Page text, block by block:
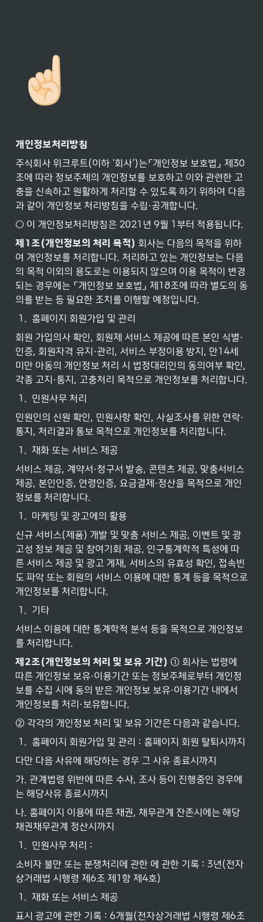
☝🏻
개인정보처리방침
주식회사 위크루트(이하 '회사')는「개인정보 보호법」 제30
조에 따라 정보주체의 개인정보를 보호하고 이와 관련한 고
충을 신속하고 원활하게 처리할 수 있도록 하기 위하여 다음
과 같이 개인정보 처리방침을 수립·공개합니다.
○ 이 개인정보처리방침은 2021년 9월 1부터 적용됩니다.
제1조(개인정보의 처리 목적) 회사는 다음의 목적을 위하
여 개인정보를 처리합니다. 처리하고 있는 개인정보는 다음
의 목적 이외의 용도로는 이용되지 않으며 이용 목적이 변경
되는 경우에는 「개인정보 보호법」 제18조에 따라 별도의 동
의를 받는 등 필요한 조치를 이행할 예정입니다.
1
홈페이지 회원가입 및 관리
회원 가입의사 확인, 회원제 서비스 제공에 따른 본인 식별·
인증, 회원자격 유지·관리, 서비스 부정이용 방지, 만14세
미만 아동의 개인정보 처리 시 법정대리인의 동의여부 확인,
각종 고지·통지, 고충처리 목적으로 개인정보를 처리합니다.
1
민원사무 처리
민원인의 신원 확인, 민원사항 확인, 사실조사를 위한 연락·
통지, 처리결과 통보 목적으로 개인정보를 처리합니다.
1
재화 또는 서비스 제공
서비스 제공, 계약서·청구서 발송, 콘텐츠 제공, 맞춤서비스
제공, 본인인증, 연령인증, 요금결제·정산을 목적으로 개인
정보를 처리합니다.
1
마케팅 및 광고에의 활용
신규 서비스(제품) 개발 및 맞춤 서비스 제공, 이벤트 및 광
고성 정보 제공 및 참여기회 제공, 인구통계학적 특성에 따
른 서비스 제공 및 광고 게재, 서비스의 유효성 확인, 접속빈
도 파악 또는 회원의 서비스 이용에 대한 통계 등을 목적으로
개인정보를 처리합니다.
1
기타
서비스 이용에 대한 통계학적 분석 등을 목적으로 개인정보
를 처리합니다.
제2조(개인정보의 처리 및 보유 기간) ① 회사는 법령에
따른 개인정보 보유·이용기간 또는 정보주체로부터 개인정
보를 수집 시에 동의 받은 개인정보 보유·이용기간 내에서
개인정보를 처리·보유합니다.
② 각각의 개인정보 처리 및 보유 기간은 다음과 같습니다.
1
홈페이지 회원가입 및 관리 : 홈페이지 회원 탈퇴시까지
다만 다음 사유에 해당하는 경우 그 사유 종료시까지
가. 관계법령 위반에 따른 수사, 조사 등이 진행중인 경우에
는 해당사유 종료시까지
나. 홈페이지 이용에 따른 채권, 채무관계 잔존시에는 해당
채권채무관계 정산시까지
1
민원사무 처리 :
소비자 불만 또는 분쟁처리에 관한 에 관한 기록 : 3년(전자
상거래법 시행령 제6조 제1항 제4호)
1
재화 또는 서비스 제공
표시 광고에 관한 기록 : 6개월(전자상거래법 시행령 제6조